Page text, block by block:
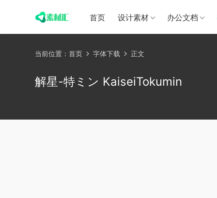
首页 设计素材 办公文档
当前位置： 首页 字体下载 正文
解星-特ミン KaiseiTokumin